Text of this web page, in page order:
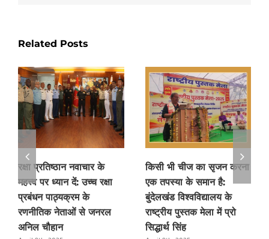
Related Posts
रक्षा प्रतिष्ठान नवाचार के
महत्त्व पर ध्यान दें: उच्च रक्षा
प्रबंधन पाठ्यक्रम के
रणनीतिक नेताओं से जनरल
अनिल चौहान
किसी भी चीज का सृजन करना
एक तपस्या के समान है:
बुंदेलखंड विश्वविद्यालय के
राष्ट्रीय पुस्तक मेला में प्रो
सिद्धार्थ सिंह